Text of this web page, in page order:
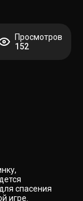
Просмотров
152
спасения
игре.